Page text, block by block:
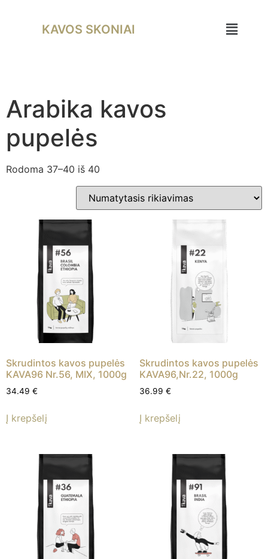
KAVOS SKONIAI
Arabika kavos
pupelės
Rodoma 37–40 iš 40
Skrudintos kavos pupelės
KAVA96 Nr.56, MIX, 1000g
34.49 €
Į krepšelį
Skrudintos kavos pupelės
KAVA96,Nr.22, 1000g
36.99 €
Į krepšelį